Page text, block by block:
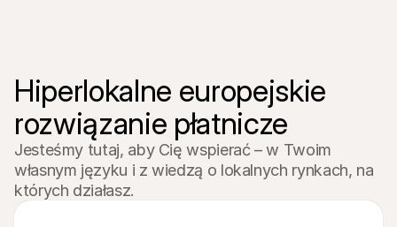
Hiperlokalne europejskie
rozwiązanie płatnicze
Jesteśmy tutaj, aby Cię wspierać – w Twoim
własnym języku i z wiedzą o lokalnych rynkach, na
których działasz.